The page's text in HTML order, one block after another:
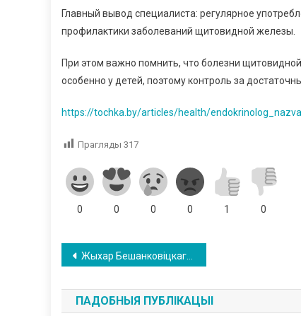
Главный вывод специалиста: регулярное
профилактики заболеваний щитовидной железы.
При этом важно помнить, что болезни
особенно у детей, поэтому контроль за
https://tochka.by/articles/health/
Прагляды 317
0 0 0 0 1 0
Навігацыя
па
Жыхар Бешанковіцкага раёна асуджаны за незаконныя набыццё і захоўванне псіхатропаў
ПАДОБНЫЯ ПУБЛІКАЦЫІ